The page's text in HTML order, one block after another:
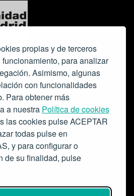
propias y de terceros
para analizar
Asimismo, algunas
con funcionalidades
Para obtener más
a nuestra Política de cookies
las cookies pulse ACEPTAR
todas pulse en
y para configurar o
de su finalidad, pulse